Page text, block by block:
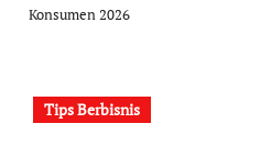
Konsumen 2026
Tips Berbisnis